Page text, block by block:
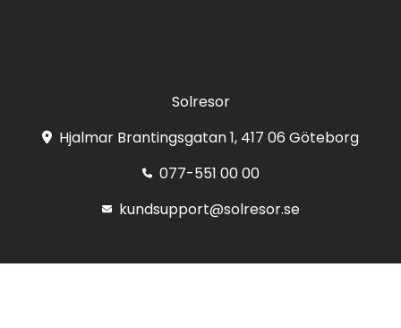
Solresor
Hjalmar Brantingsgatan 1, 417 06 Göteborg
077-551 00 00
kundsupport@solresor.se